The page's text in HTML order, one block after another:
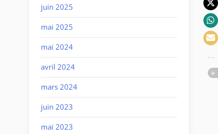
juin 2025
mai 2025
mai 2024
avril 2024
mars 2024
juin 2023
mai 2023